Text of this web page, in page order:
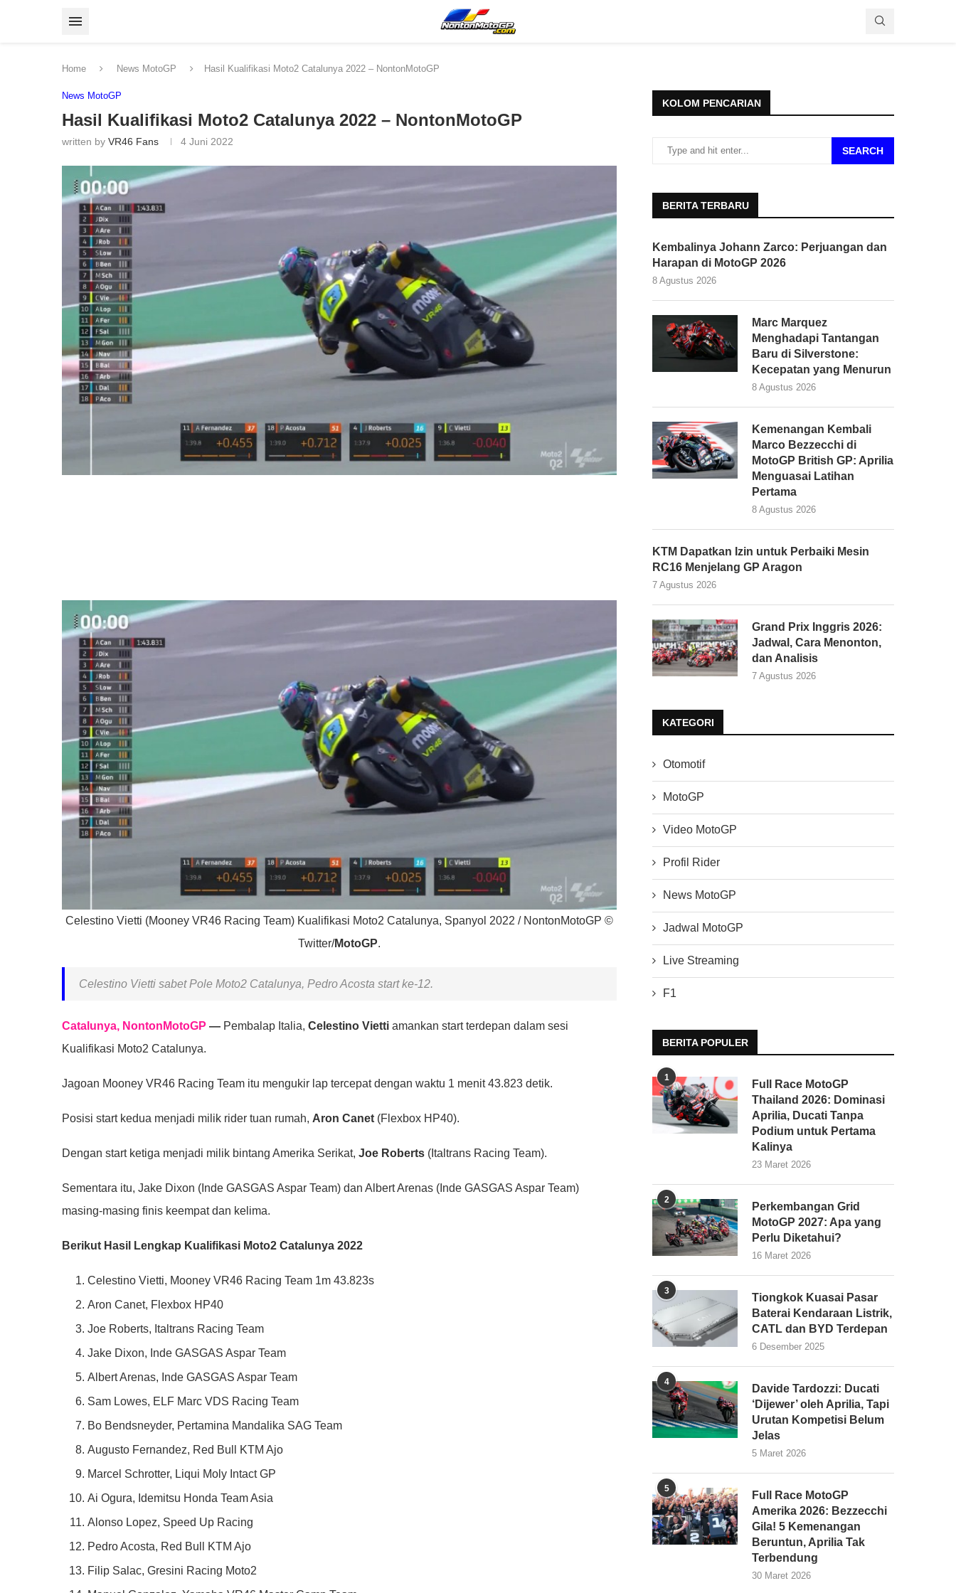
Home News MotoGP Hasil Kualifikasi Moto2 Catalunya 2022 – NontonMotoGP
News MotoGP
Hasil Kualifikasi Moto2 Catalunya 2022 – NontonMotoGP
written by VR46 Fans 4 Juni 2022
Celestino Vietti (Mooney VR46 Racing Team) Kualifikasi Moto2 Catalunya, Spanyol 2022 / NontonMotoGP ©
Twitter/MotoGP.
Celestino Vietti sabet Pole Moto2 Catalunya, Pedro Acosta start ke-12.
Catalunya, NontonMotoGP — Pembalap Italia, Celestino Vietti amankan start terdepan dalam sesi
Kualifikasi Moto2 Catalunya.
Jagoan Mooney VR46 Racing Team itu mengukir lap tercepat dengan waktu 1 menit 43.823 detik.
Posisi start kedua menjadi milik rider tuan rumah, Aron Canet (Flexbox HP40).
Dengan start ketiga menjadi milik bintang Amerika Serikat, Joe Roberts (Italtrans Racing Team).
Sementara itu, Jake Dixon (Inde GASGAS Aspar Team) dan Albert Arenas (Inde GASGAS Aspar Team)
masing-masing finis keempat dan kelima.
Berikut Hasil Lengkap Kualifikasi Moto2 Catalunya 2022
Celestino Vietti, Mooney VR46 Racing Team 1m 43.823s
Aron Canet, Flexbox HP40
Joe Roberts, Italtrans Racing Team
Jake Dixon, Inde GASGAS Aspar Team
Albert Arenas, Inde GASGAS Aspar Team
Sam Lowes, ELF Marc VDS Racing Team
Bo Bendsneyder, Pertamina Mandalika SAG Team
Augusto Fernandez, Red Bull KTM Ajo
Marcel Schrotter, Liqui Moly Intact GP
Ai Ogura, Idemitsu Honda Team Asia
Alonso Lopez, Speed Up Racing
Pedro Acosta, Red Bull KTM Ajo
Filip Salac, Gresini Racing Moto2
KOLOM PENCARIAN
SEARCH
BERITA TERBARU
Kembalinya Johann Zarco: Perjuangan dan
Harapan di MotoGP 2026
8 Agustus 2026
Marc Marquez
Menghadapi Tantangan
Baru di Silverstone:
Kecepatan yang Menurun
8 Agustus 2026
Kemenangan Kembali
Marco Bezzecchi di
MotoGP British GP: Aprilia
Menguasai Latihan
Pertama
8 Agustus 2026
KTM Dapatkan Izin untuk Perbaiki Mesin
RC16 Menjelang GP Aragon
7 Agustus 2026
Grand Prix Inggris 2026:
Jadwal, Cara Menonton,
dan Analisis
7 Agustus 2026
KATEGORI
Otomotif
MotoGP
Video MotoGP
Profil Rider
News MotoGP
Jadwal MotoGP
Live Streaming
F1
BERITA POPULER
1
Full Race MotoGP
Thailand 2026: Dominasi
Aprilia, Ducati Tanpa
Podium untuk Pertama
Kalinya
23 Maret 2026
2
Perkembangan Grid
MotoGP 2027: Apa yang
Perlu Diketahui?
16 Maret 2026
3
Tiongkok Kuasai Pasar
Baterai Kendaraan Listrik,
CATL dan BYD Terdepan
6 Desember 2025
4
Davide Tardozzi: Ducati
‘Dijewer’ oleh Aprilia, Tapi
Urutan Kompetisi Belum
Jelas
5 Maret 2026
5
Full Race MotoGP
Amerika 2026: Bezzecchi
Gila! 5 Kemenangan
Beruntun, Aprilia Tak
Terbendung
30 Maret 2026